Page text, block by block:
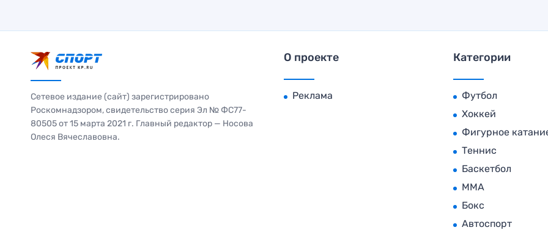
Сетевое издание (сайт) зарегистрировано
Роскомнадзором, свидетельство серия Эл № ФС77-
80505 от 15 марта 2021 г. Главный редактор — Носова
Олеся Вячеславовна.
О проекте
Реклама
Категории
Футбол
Хоккей
Фигурное
Теннис
Баскетбол
MMA
Бокс
Автоспорт